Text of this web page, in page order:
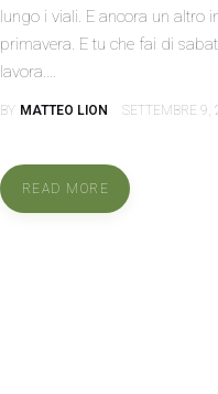
lungo i viali. E ancora un altro
primavera. E tu che fai di
lavora.…
BY MATTEO LION SETTEMBRE 9,
READ MORE